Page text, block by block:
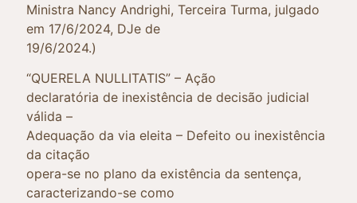
Ministra Nancy Andrighi, Terceira Turma, julgado
em 17/6/2024, DJe de
19/6/2024.)
“QUERELA NULLITATIS” – Ação
declaratória de inexistência de decisão judicial
válida –
Adequação da via eleita – Defeito ou inexistência
da citação
opera-se no plano da existência da sentença,
caracterizando-se como